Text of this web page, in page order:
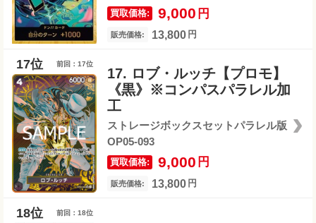
買取価格: 9,000 円
販売価格: 13,800 円
前回：17位
17. ロブ・ルッチ【プロモ】
《黒》※コンパスパラレル加
工
ストレージボックスセットパラレル版
OP05-093
買取価格: 9,000 円
販売価格: 13,800 円
前回：18位